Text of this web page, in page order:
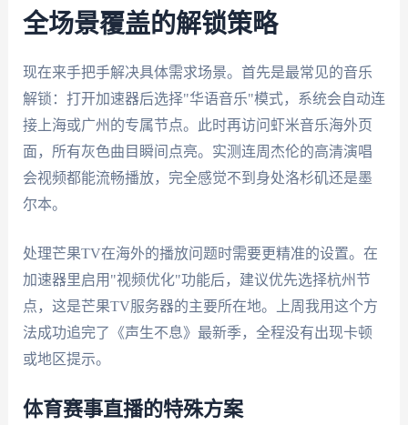
全场景覆盖的解锁策略
现在来手把手解决具体需求场景。首先是最常见的音乐
解锁：打开加速器后选择"华语音乐"模式，系统会自动连
接上海或广州的专属节点。此时再访问虾米音乐海外页
面，所有灰色曲目瞬间点亮。实测连周杰伦的高清演唱
会视频都能流畅播放，完全感觉不到身处洛杉矶还是墨
尔本。
处理芒果TV在海外的播放问题时需要更精准的设置。在
加速器里启用"视频优化"功能后，建议优先选择杭州节
点，这是芒果TV服务器的主要所在地。上周我用这个方
法成功追完了《声生不息》最新季，全程没有出现卡顿
或地区提示。
体育赛事直播的特殊方案